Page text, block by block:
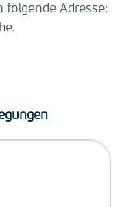
folgende Adresse: